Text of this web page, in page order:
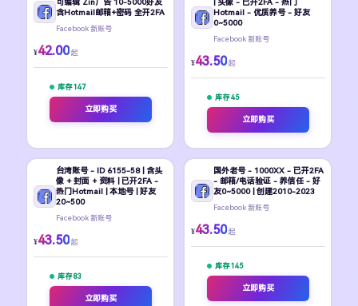
含Hotmail邮箱+密码 全开2FA
Facebook 新账号
¥42.00 起
库存 147
立即购买
Hotmail - 优质养号 - 好友
0~5000
Facebook 新账号
¥43.50 起
库存 45
立即购买
台湾账号 - ID 6155-58 | 含头
像 + 封面 + 资料 | 已开2FA -
热门Hotmail | 本地号 | 好友
20~500
Facebook 新账号
¥43.50 起
库存 83
立即购买
国外老号 - 1000XX - 已开2FA
- 邮箱/电话验证 - 养信任 - 好
友0~5000 | 创建2010-2023
Facebook 新账号
¥43.50 起
库存 145
立即购买